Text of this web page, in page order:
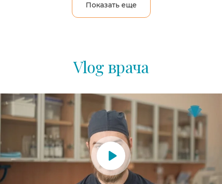
Показать еще
Vlog врача